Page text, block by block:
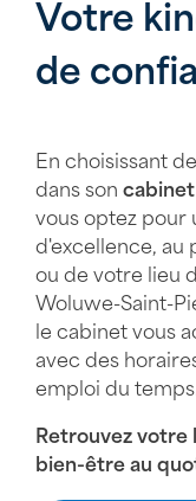
Votre
de
En choisissant
dans son cabinet
vous optez pour
d'excellence, au
ou de votre lieu
Woluwe-Saint-
le cabinet vous
avec des
emploi du
Retrouvez
bien-être au